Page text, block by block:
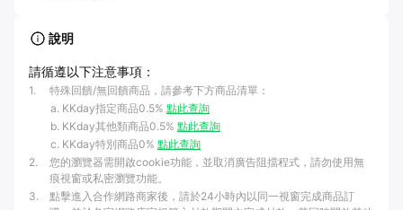
說明
請循遵以下注意事項：
1.
特殊回饋/無回饋商品，請參考下方商品清單：
KKday指定商品0.5% 點此查詢
KKday其他類商品0.5% 點此查詢
KKday特別商品0% 點此查詢
2.
您的瀏覽器需開啟cookie功能，並取消廣告阻擋程式，請勿使用無
痕視窗或私密瀏覽功能。
3.
點擊進入合作網路商家後，請於24小時內以同一視窗完成商品訂